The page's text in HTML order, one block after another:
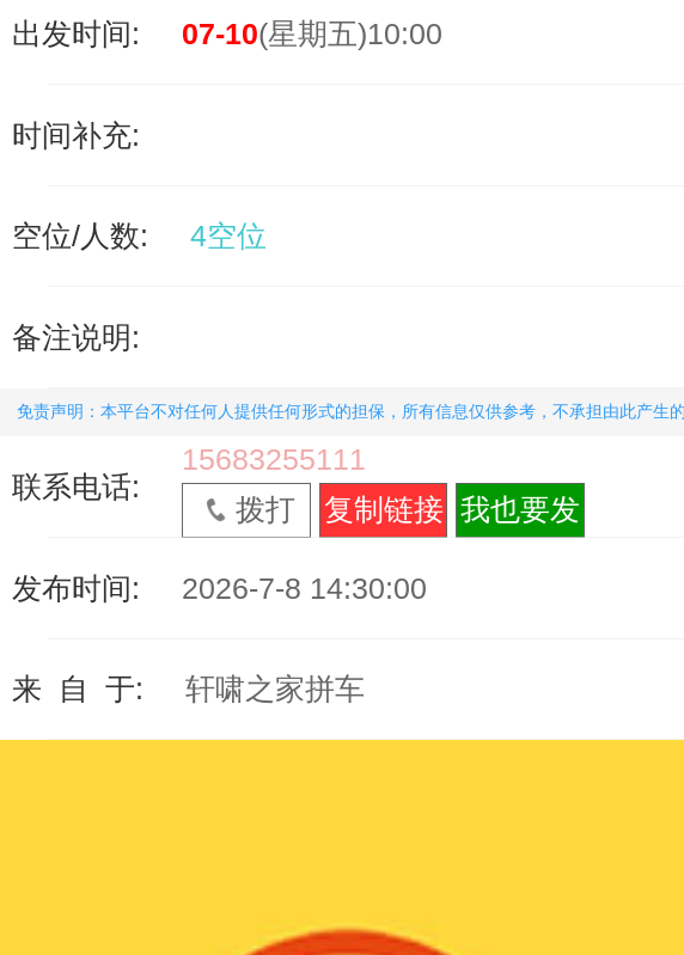
出发时间: 07-10(星期五)10:00
时间补充:
空位/人数: 4空位
备注说明:
免责声明：本平台不对任何人提供任何形式的担保，所有信息仅供参考，不承担由此产
联系电话:
15683255111
拨打
复制链接 我也要发
发布时间: 2026-7-8 14:30:00
来 自 于: 轩啸之家拼车